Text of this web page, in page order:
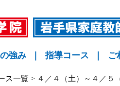
強み 指導コース
小学生指導
中学生指導
高校生指導
KATEKYO予備校
ご
ス一覧 > ４／４（土）～４／５